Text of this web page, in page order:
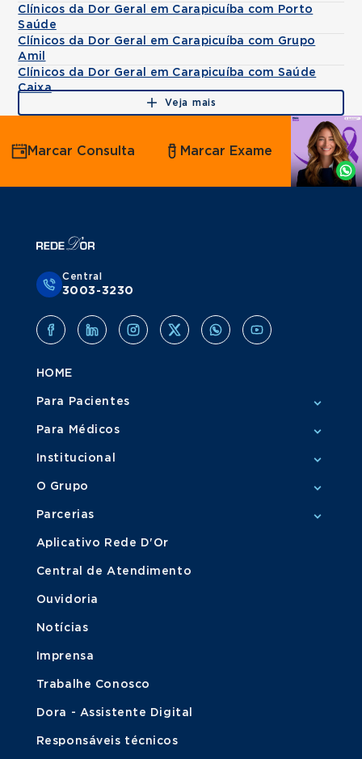
Clínicos da Dor Geral em Carapicuíba com Porto
Saúde
Clínicos da Dor Geral em Carapicuíba com Grupo
Amil
Clínicos da Dor Geral em Carapicuíba com Saúde
Caixa
Veja mais
Agende
por
Whatsapp
Marcar Consulta Marcar Exame
Central
3003-3230
HOME
Para Pacientes
Para Médicos
Institucional
O Grupo
Parcerias
Aplicativo Rede D'Or
Central de Atendimento
Ouvidoria
Notícias
Imprensa
Trabalhe Conosco
Dora - Assistente Digital
Responsáveis técnicos